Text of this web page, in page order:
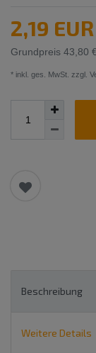
2,19 EUR
Grundpreis 43,80
* inkl. ges. MwSt. zzgl.
Beschreibung
Weitere Details